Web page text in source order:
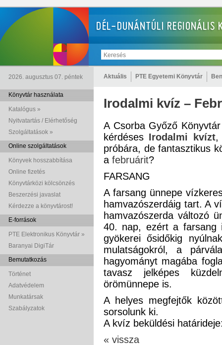
2026. augusztus 07. péntek Aktuális PTE Egyetemi Könyvtár
Könyvtár használata
Katalógus »
Nyitvatartás / Elérhetőség
Szolgáltatások »
Online szolgáltatások
Könyvek hosszabbítása
Online fizetés
Könyvtárközi kölcsönzés
Beszerzési javaslat
Kérdezze a könyvtárost!
E-források
PTE Elektronikus Könyvtár »
Baranyai DigiTár
Bemutatkozás
Történet
Adatvédelem
Munkatársak
Szabályzatok
Irodalmi kvíz –
A Csorba Győző
kérdéses Irodalmi kvízt,
próbára, de fantasztikus
a februárit?
FARSANG
A farsang ünnepe
hamvazószerdáig tart. A
hamvazószerda változó
40. nap, ezért a farsang
gyökerei ősidőkig
mulatságokról, a
hagyományt magába
tavasz jelképes
örömünnepe is.
A helyes megfejtők
sorsolunk ki.
A kvíz beküldési
« vissza